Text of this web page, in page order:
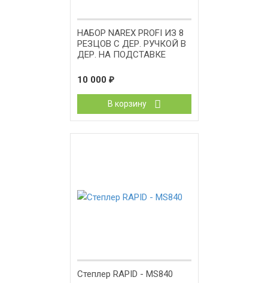
НАБОР NAREX PROFI ИЗ 8
РЕЗЦОВ С ДЕР. РУЧКОЙ В
ДЕР. НА ПОДСТАВКЕ
10 000 ₽
В корзину
Степлер RAPID - MS840